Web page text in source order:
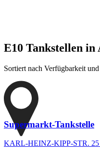
E10 Tankstellen in
Sortiert nach Verfügbarkeit
Supermarkt-Tankstelle
KARL-HEINZ-KIPP-STR.